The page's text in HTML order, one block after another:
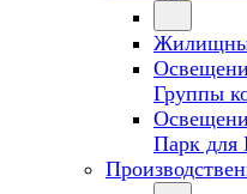
Группы
Парк для